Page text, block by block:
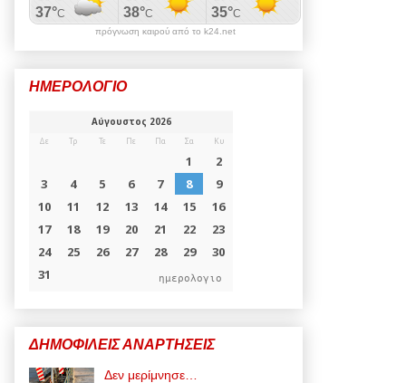
πρόγνωση καιρού από το k24.net
ΗΜΕΡΟΛΟΓΙΟ
ημερολογιο
ΔΗΜΟΦΙΛΕΙΣ ΑΝΑΡΤΗΣΕΙΣ
Δεν μερίμνησε…